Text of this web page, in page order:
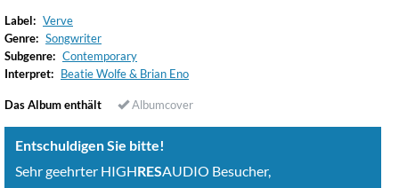
Label: Verve
Genre: Songwriter
Subgenre: Contemporary
Interpret: Beatie Wolfe & Brian Eno
Das Album enthält Albumcover
Entschuldigen Sie bitte!
Sehr geehrter HIGHRESAUDIO Besucher,